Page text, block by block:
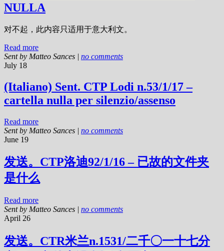
NULLA
对不起，此内容只适用于意大利文。
Read more
Sent by Matteo Sances | no comments
July 18
(Italiano) Sent. CTP Lodi n.53/1/17 –
cartella nulla per silenzio/assenso
Read more
Sent by Matteo Sances | no comments
June 19
发送。CTP洛迪92/1/16 – 已故的文件夹
是什么
Read more
Sent by Matteo Sances | no comments
April 26
发送。CTR米兰n.1531/二千〇一十七分